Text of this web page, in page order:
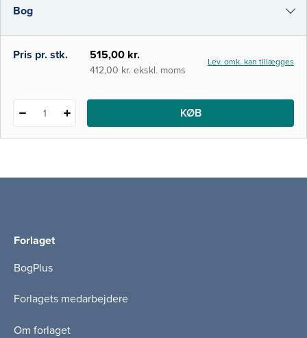
patienternes evne til at spise og drikke,
hvilket kan få alvorlige konsekv
Bog
e-bog
Pris pr. stk. 515,00 kr.
412,00 kr. ekskl. moms
Lev. omk. kan tillægges
1 KØB
Forlaget
BogPlus
Forlagets medarbejdere
Om forlaget